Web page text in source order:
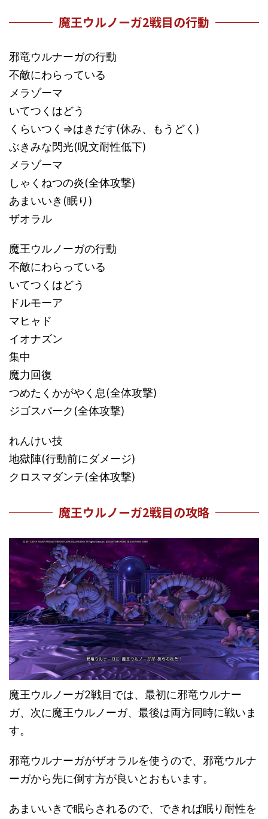
魔王ウルノーガ2戦目の行動
邪竜ウルナーガの行動
不敵にわらっている
メラゾーマ
いてつくはどう
くらいつく⇒はきだす(休み、もうどく)
ぶきみな閃光(呪文耐性低下)
メラゾーマ
しゃくねつの炎(全体攻撃)
あまいいき(眠り)
ザオラル
魔王ウルノーガの行動
不敵にわらっている
いてつくはどう
ドルモーア
マヒャド
イオナズン
集中
魔力回復
つめたくかがやく息(全体攻撃)
ジゴスパーク(全体攻撃)
れんけい技
地獄陣(行動前にダメージ)
クロスマダンテ(全体攻撃)
魔王ウルノーガ2戦目の攻略
魔王ウルノーガ2戦目では、最初に邪竜ウルナー
ガ、次に魔王ウルノーガ、最後は両方同時に戦いま
す。
邪竜ウルナーガがザオラルを使うので、邪竜ウルナ
ーガから先に倒す方が良いとおもいます。
あまいいきで眠らされるので、できれば眠り耐性を